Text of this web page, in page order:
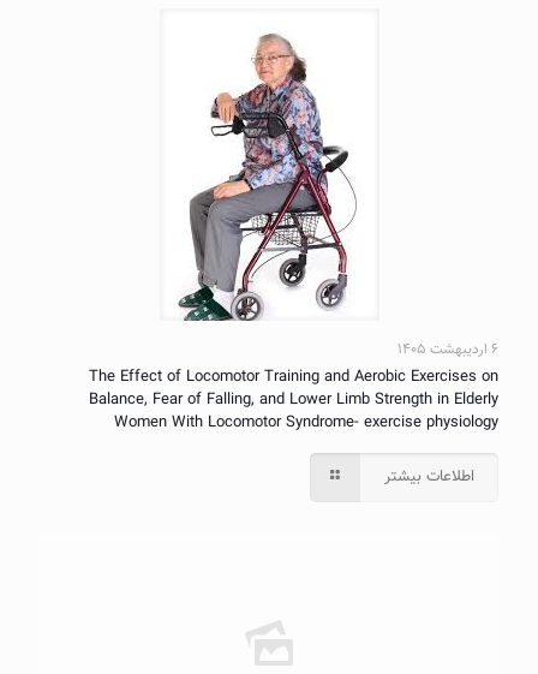
۶ اردیبهشت ۱۴۰۵
The Effect of Locomotor Training and Aerobic Exercises on
Balance, Fear of Falling, and Lower Limb Strength in Elderly
Women With Locomotor Syndrome- exercise physiology
اطلاعات بیشتر